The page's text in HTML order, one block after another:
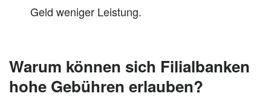
Geld weniger Leistung.
Warum können sich Filialbanken
hohe Gebühren erlauben?